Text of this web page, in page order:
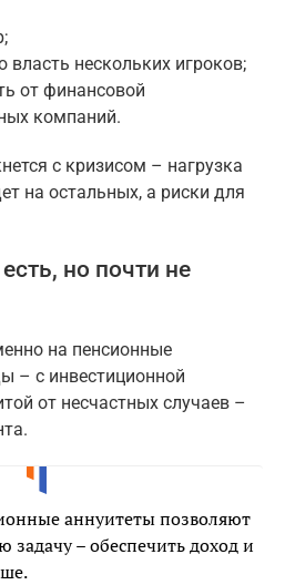
нескольких игроков;
от финансовой
компаний.
с кризисом – нагрузка
на остальных, а риски для
но почти не
на пенсионные
– с инвестиционной
от несчастных случаев –
аннуитеты позволяют
задачу – обеспечить доход и